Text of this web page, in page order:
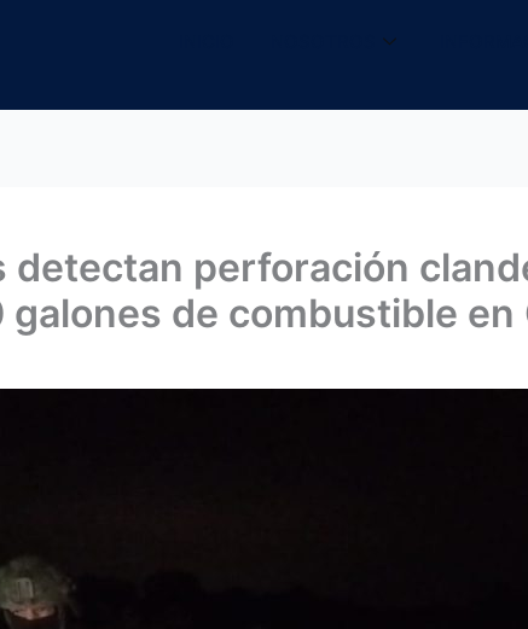
detectan perforación
de combustible en